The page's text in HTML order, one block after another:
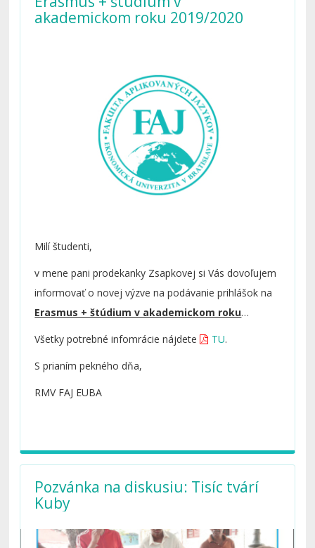
akademickom roku 2019/2020
Milí študenti,
v mene pani prodekanky Zsapkovej si Vás dovoľujem
informovať o novej výzve na podávanie prihlášok na
Erasmus + štúdium v akademickom roku
Všetky potrebné infomrácie nájdete TU.
S prianím pekného dňa,
RMV FAJ EUBA
Pozvánka na diskusiu: Tisíc tvárí
Kuby